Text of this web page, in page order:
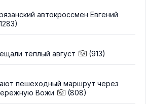
автокроссмен Евгений
тёплый август (913)
пешеходный маршрут через
Вожи
(808)